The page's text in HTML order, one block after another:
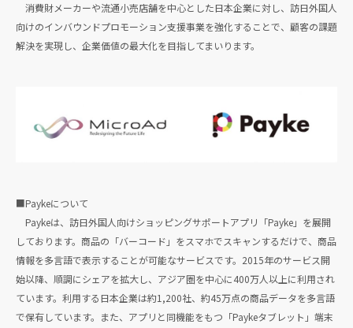
消費財メーカーや流通小売店舗を中心とした日本企業に対し、訪日外国人
向けのインバウンドプロモーション支援事業を強化することで、顧客の課題
解決を実現し、企業価値の最大化を目指してまいります。
■Paykeについて
Paykeは、訪日外国人向けショッピングサポートアプリ「Payke」を展開
しております。商品の「バーコード」をスマホでスキャンするだけで、商品
情報を多言語で表示することが可能なサービスです。2015年のサービス開
始以降、順調にシェアを拡大し、アジア圏を中心に400万人以上に利用され
ています。利用する日本企業は約1,200社、約45万点の商品データを多言語
で保有しています。また、アプリと同機能をもつ「Paykeタブレット」端末